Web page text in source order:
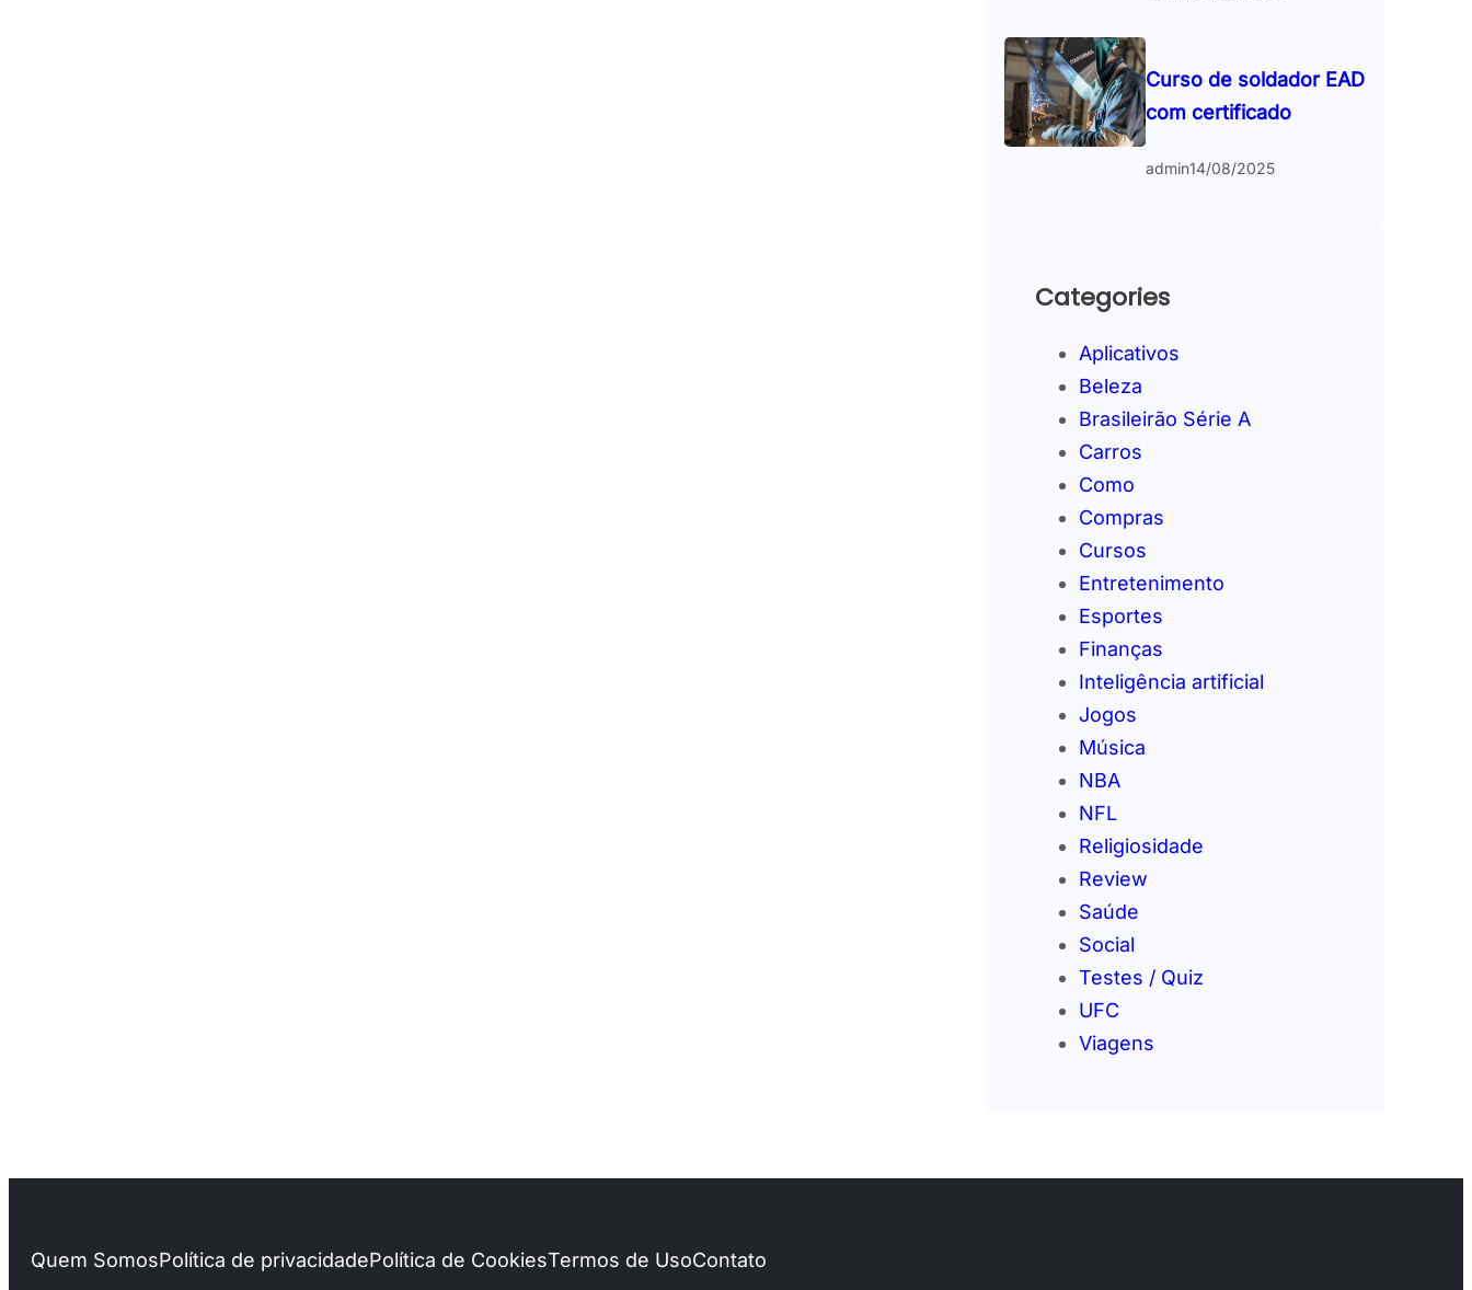
Curso de soldador EAD
com certificado
admin14/08/2025
Categories
Aplicativos
Beleza
Brasileirão Série A
Carros
Como
Compras
Cursos
Entretenimento
Esportes
Finanças
Inteligência artificial
Jogos
Música
NBA
NFL
Religiosidade
Review
Saúde
Social
Testes / Quiz
UFC
Viagens
Quem SomosPolítica de privacidadePolítica de CookiesTermos de UsoContato